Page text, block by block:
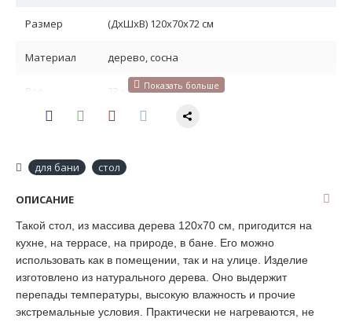
Размер (ДхШхВ) 120х70х72 см
Материал дерево, сосна
Вес 23 кг
для бани и сауны, дома, дачи, веранда,
для бани
стол
ОПИСАНИЕ
Такой стол, из массива дерева 120х70 см, пригодится на
кухне, на террасе, на природе, в бане. Его можно
использовать как в помещении, так и на улице. Изделие
изготовлено из натурального дерева. Оно выдержит
перепады температуры, высокую влажность и прочие
экстремальные условия. Практически не нагреваются, не